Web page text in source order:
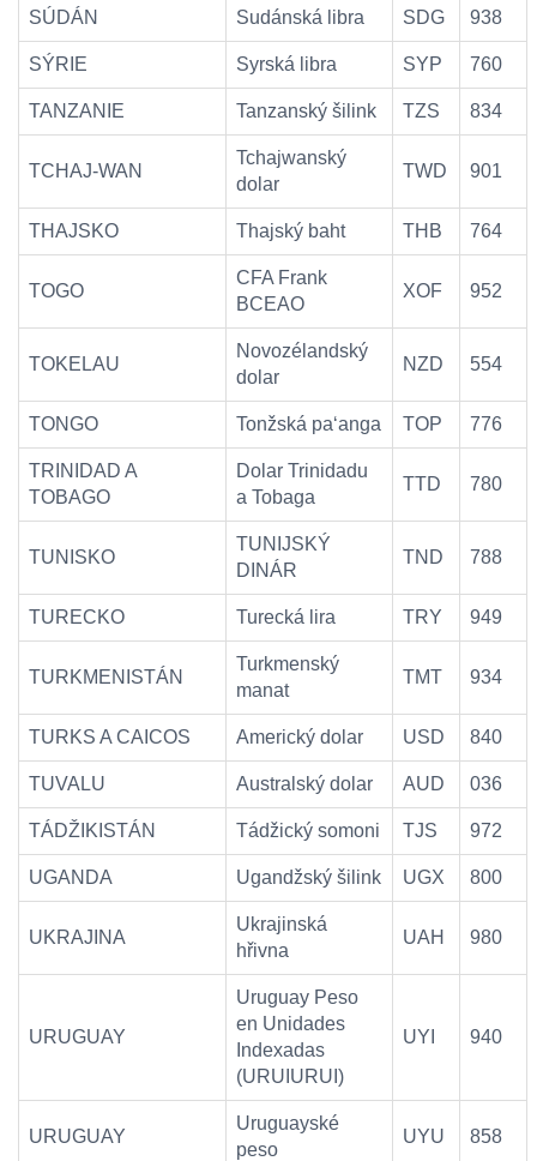
SÚDÁN Sudánská libra SDG 938
SÝRIE Syrská libra SYP 760
TANZANIE Tanzanský šilink TZS 834
TCHAJ-WAN
Tchajwanský
dolar
TWD 901
THAJSKO Thajský baht THB 764
TOGO
CFA Frank
BCEAO
XOF 952
TOKELAU
Novozélandský
dolar
NZD 554
TONGO Tonžská paʻanga TOP 776
TRINIDAD A
TOBAGO
Dolar Trinidadu
a Tobaga
TTD 780
TUNISKO
TUNIJSKÝ
DINÁR
TND 788
TURECKO Turecká lira TRY 949
TURKMENISTÁN
Turkmenský
manat
TMT 934
TURKS A CAICOS Americký dolar USD 840
TUVALU Australský dolar AUD 036
TÁDŽIKISTÁN Tádžický somoni TJS 972
UGANDA Ugandžský šilink UGX 800
UKRAJINA
Ukrajinská
hřivna
UAH 980
URUGUAY
Uruguay Peso
en Unidades
Indexadas
(URUIURUI)
UYI 940
URUGUAY
Uruguayské
peso
UYU 858